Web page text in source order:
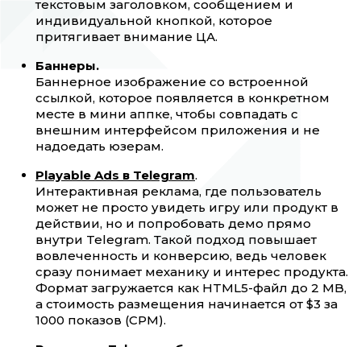
текстовым заголовком, сообщением и
индивидуальной кнопкой, которое
притягивает внимание ЦА.
Баннеры.
Баннерное изображение со встроенной
ссылкой, которое появляется в конкретном
месте в мини аппке, чтобы совпадать с
внешним интерфейсом приложения и не
надоедать юзерам.
Playable Ads в Telegram.
Интерактивная реклама, где пользователь
может не просто увидеть игру или продукт в
действии, но и попробовать демо прямо
внутри Telegram. Такой подход повышает
вовлеченность и конверсию, ведь человек
сразу понимает механику и интерес продукта.
Формат загружается как HTML5-файл до 2 MB,
а стоимость размещения начинается от $3 за
1000 показов (CPM).